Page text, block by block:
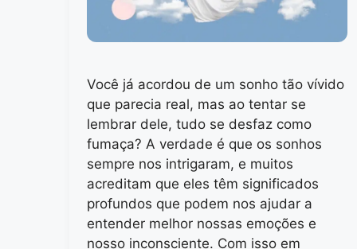
Você já acordou de um sonho tão vívido
que parecia real, mas ao tentar se
lembrar dele, tudo se desfaz como
fumaça? A verdade é que os sonhos
sempre nos intrigaram, e muitos
acreditam que eles têm significados
profundos que podem nos ajudar a
entender melhor nossas emoções e
nosso inconsciente. Com isso em